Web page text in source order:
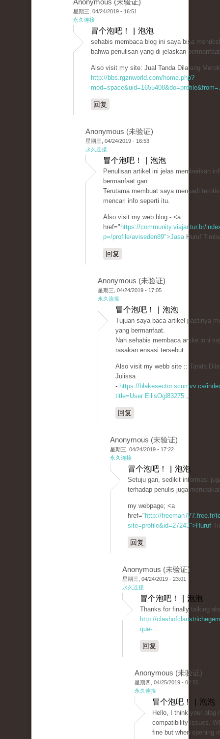
Anonymous (未验证)
星期三, 04/24/2019 - 16:51
永久连接
冒个泡吧！ | 泡泡
sehabis membaca blog ini saya bisa
bahwa penulisan yang di jelaskan
Also visit my site: Jual Tanda Dilarang
http://bbs.rgznworld.com/home.php?
回复
Anonymous (未验证)
星期三, 04/24/2019 - 16:53
永久连接
冒个泡吧！ | 泡泡
Penulisan artikel ini jelas memberikan
bermanfaat gan.
Terutama membuat saya menuadi
mencari info seperti itu.
Also visit my web blog - <a
href=" https://community.viajar.tur.br/
p=/profile/aviseden89">JasaHuruf
回复
Anonymous (未验证)
星期三, 04/24/2019 - 17:05
永久连接
冒个泡吧！ | 泡泡
Tujuan saya baca artikel pastinya
yang bermanfaat.
Nah sehabis membaca artike inni
rasakan ensasi tersebut.
Also visit my webb site :: Tanda
Julissa
- https://blakesector.scumvv.ca/
title=User:EllisOgl83275 ,
回复
Anonymous (未验证)
星期三, 04/24/2019 - 17:22
永久连接
冒个泡吧！ | 泡泡
Setuju gan, sedikit informasi
terhadap penulis juga
my webpage; <a
href=" http://freeman777.free.fr/
site=profile&id=27243">Huruf
回复
Anonymous (未验证)
星期三, 04/24/2019 - 23:01
永久连接
冒个泡吧！ | 泡泡
Thanks for finally talking
http://
que-...
回复
Anonymous (未验证)
星期四, 04/25/2019 - 02:55
永久连接
冒个泡吧！ | 泡泡
Hello, I think your blog
compatibility issues.
fine but when opening